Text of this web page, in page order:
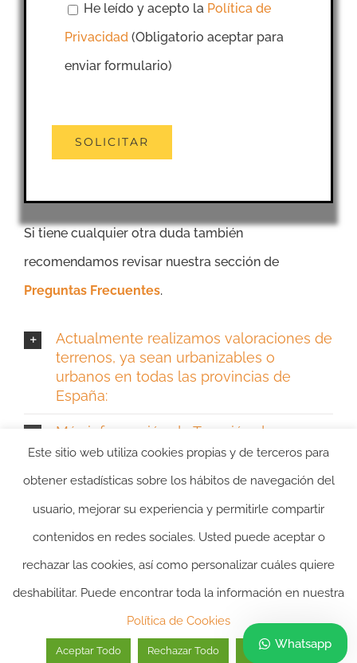
He leído y acepto la Política de
Privacidad (Obligatorio aceptar para
enviar formulario)
Si tiene cualquier otra duda también
recomendamos revisar nuestra sección de
Preguntas Frecuentes.
Actualmente realizamos valoraciones de
terrenos, ya sean urbanizables o
urbanos en todas las provincias de
España:
Más información de Tasación de
Terrenos
|
COOKIES|AVISO LEGAL
Este sitio web utiliza cookies propias y de terceros para
obtener estadísticas sobre los hábitos de navegación del
usuario, mejorar su experiencia y permitirle compartir
contenidos en redes sociales. Usted puede aceptar o
rechazar las cookies, así como personalizar cuáles quiere
deshabilitar. Puede encontrar toda la información en nuestra
Política de Cookies
Aceptar Todo Rechazar Todo Personalizar
Whatsapp